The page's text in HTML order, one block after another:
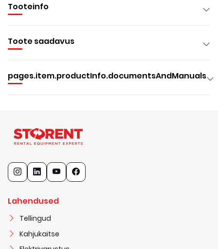
Tooteinfo
Toote saadavus
pages.item.productInfo.documentsAndManuals
Lahendused
Tellingud
Kahjukaitse